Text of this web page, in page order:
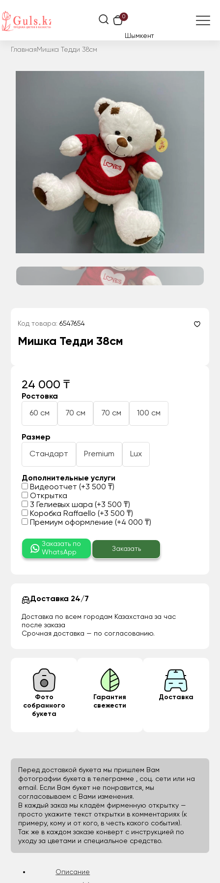
0
Шымкент
Главная Мишка Тедди 38см
Код товара: 6547654
Мишка Тедди 38см
24 000 ₸
Ростовка
60 см 70 см 70 см 100 см
Размер
Стандарт Premium Lux
Дополнительные услуги
Видеоотчет (+3 500 ₸)
Открытка
3 Гелиевых шара (+3 500 ₸)
Коробка Raffaello (+3 500 ₸)
Премиум оформление (+4 000 ₸)
Заказать по
WhatsApp
Заказать
Доставка 24/7
Доставка по всем городам Казахстана за час
после заказа
Срочная доставка — по согласованию.
Фото
собранного
букета
Гарантия
свежести
Доставка
Перед доставкой букета мы пришлем Вам
фотографии букета в телеграмме , соц. сети или на
email. Если Вам букет не понравится, мы
согласовываем с Вами изменения.
В каждый заказ мы кладём фирменную открытку —
просто укажите текст открытки в комментариях (к
примеру, кому и от кого, в честь какого события).
Так же в каждом заказе конверт с инструкцией по
уходу за цветами и специальное средство.
Описание